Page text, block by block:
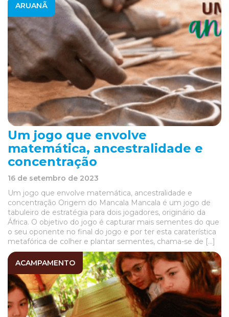
ARUANÃ
Um jogo que envolve
matemática, ancestralidade e
concentração
16 de setembro de 2023
Um jogo que envolve matemática, ancestralidade e
concentração Origem do Mancala Mancala é um jogo de
tabuleiro de estratégia para dois jogadores, originário da
África. O objetivo do jogo é capturar mais sementes do que
o seu oponente no final do jogo e por ter esta caraterística
metafórica de colher e plantar sementes, chama-se de […]
ACAMPAMENTO